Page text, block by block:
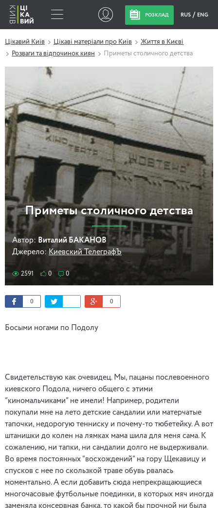
РОЗКЛАД RUS ENG
Цікавий Київ Цікаві матеріали про Київ
Життя в Києві
Розваги та відпочинок киян
Приметы столичного детства
Приметы столичного детства
Автор: Виталий БАКАНОВ
Джерело: Киевский ТелеграфЪ
2591 0 0
0 0
Босыми ногами по Подолу
Свидетельствую как очевидец. Мы, пацаны послевоенного
киевского Подола, ничего общего с этими
“киномальчиками” не имели! Например, родители
покупали мне на лето детские сандалии или матерчатые
тапочки, недорогую тенниску и почему-то тюбетейку. А вот
штанишки до колен на лямках мама шила для меня сама. К
сожалению, ни тапки, ни сандалии долго не выдерживали.
Во время постоянных “восхождений” на гору Щекавицу и
спусков с нее по скользкой траве обувь рвалась
моментально. А если добавить сюда непрекращающиеся
многочасовые футбольные поединки, в которых мяч иногда
заменяла консервная банка, то какой бы прочной ни была